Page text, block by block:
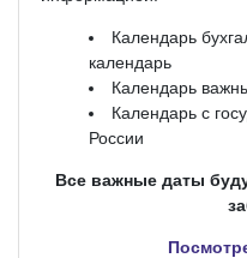
Календарь
календарь
Календарь
Календарь с
России
Все важные даты